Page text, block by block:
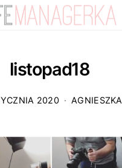
listopad18
2020 AGNIESZKA